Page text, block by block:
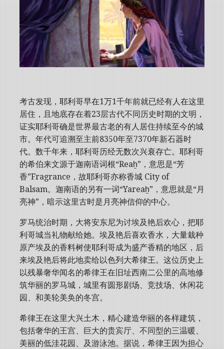
考古发现，耶利哥早在1万1千年前就已经有人在这里
居住，且地底存在着23层古代不同历史时期的文明，
证实耶利哥确是世界最古老的有人居住持续至今的城
市。年代可追溯至主前8350年至7370年新石器时
代。数千年来，耶利哥历经无数次兴衰存亡。耶利哥
的希伯来文源于迦南语词根“Reaẖ”，意思是“芳
香”Fragrance，故耶利哥亦称香城 City of
Balsam。迦南语的另有一词“Yareaẖ”，意思就是“月
亮神”，暗示这里古时是月亮神信仰的中心。
罗马统治时期，大将安东尼为讨埃及艳后欢心，把耶
利哥城当礼物献给她。埃及艳后喜欢香水，大量栽种
原产埃及的香料树使耶利哥成为盛产香精的地区，后
来埃及艳后将此地卖给以色列大希律王。这位历史上
以残暴奢华闻名的希律王在旧址西南二公里的高地修
筑华丽的罗马城，城里有圆形剧场、竞技场、休闲花
园、和美轮美奂的冬宫。
希律王在这里大兴土木，精心建造华丽的各样建筑，
包括奢华的王宫、巨大的贵宾厅、不同型的三温暖、
美丽的低洼花园、及游泳池。据说，希律王因为担心